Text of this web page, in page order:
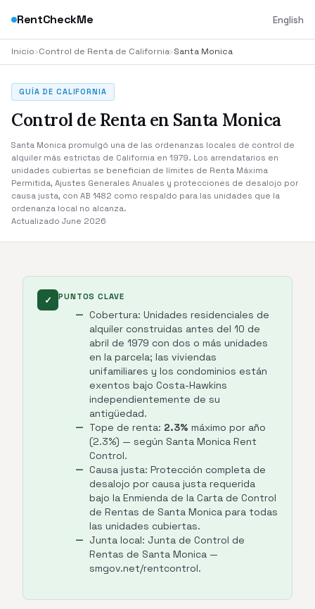
RentCheckMe English
Inicio›Control de Renta de California›Santa Monica
GUÍA DE CALIFORNIA
Control de Renta en Santa Monica
Santa Monica promulgó una de las ordenanzas locales de control de
alquiler más estrictas de California en 1979. Los arrendatarios en
unidades cubiertas se benefician de límites de Renta Máxima
Permitida, Ajustes Generales Anuales y protecciones de desalojo por
causa justa, con AB 1482 como respaldo para las unidades que la
ordenanza local no alcanza.
Actualizado June 2026
✓ PUNTOS CLAVE
Cobertura: Unidades residenciales de
alquiler construidas antes del 10 de
abril de 1979 con dos o más unidades
en la parcela; las viviendas
unifamiliares y los condominios están
exentos bajo Costa-Hawkins
independientemente de su
antigüedad.
Tope de renta: 2.3% máximo por año
(2.3%) — según Santa Monica Rent
Control.
Causa justa: Protección completa de
desalojo por causa justa requerida
bajo la Enmienda de la Carta de Control
de Rentas de Santa Monica para todas
las unidades cubiertas.
Junta local: Junta de Control de
Rentas de Santa Monica —
smgov.net/rentcontrol.